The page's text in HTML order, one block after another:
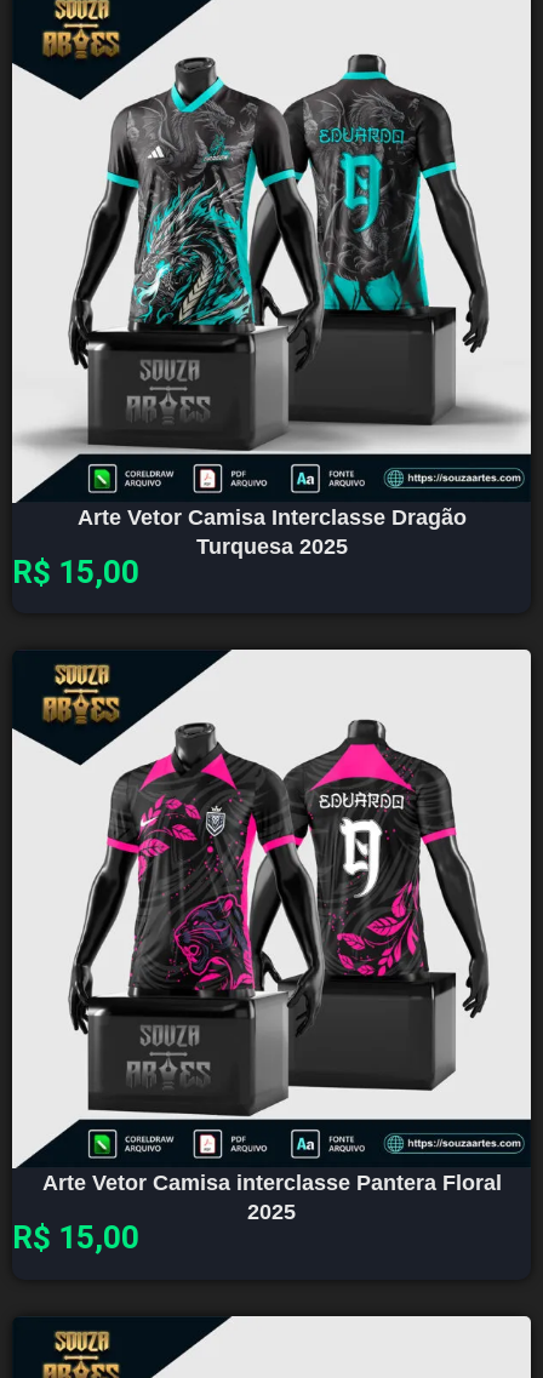
Arte Vetor Camisa Interclasse Dragão
Turquesa 2025
R$ 15,00
Arte Vetor Camisa interclasse Pantera Floral
2025
R$ 15,00